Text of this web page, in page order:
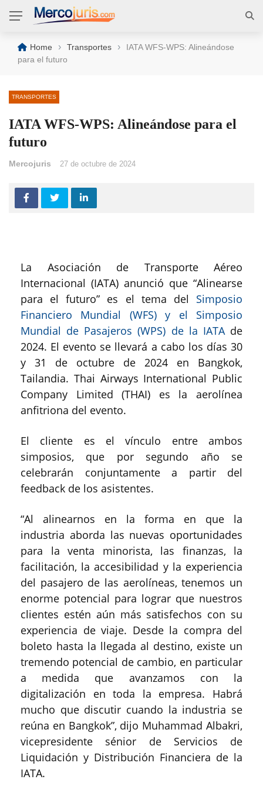
Home › Transportes ›
IATA WFS-WPS: Alineándose
para el futuro
TRANSPORTES
IATA WFS-WPS: Alineándose para el
futuro
Mercojuris 27 de octubre de 2024
La Asociación de Transporte Aéreo
Internacional (IATA) anunció que “Alinearse
para el futuro” es el tema del Simposio
Financiero Mundial (WFS) y el Simposio
Mundial de Pasajeros (WPS) de la IATAde
2024. El evento se llevará a cabo los días 30
y 31 de octubre de 2024 en Bangkok,
Tailandia. Thai Airways International Public
Company Limited (THAI) es la aerolínea
anfitriona del evento.
El cliente es el vínculo entre ambos
simposios, que por segundo año se
celebrarán conjuntamente a partir del
feedback de los asistentes.
“Al alinearnos en la forma en que la
industria aborda las nuevas oportunidades
para la venta minorista, las finanzas, la
facilitación, la accesibilidad y la experiencia
del pasajero de las aerolíneas, tenemos un
enorme potencial para lograr que nuestros
clientes estén aún más satisfechos con su
experiencia de viaje. Desde la compra del
boleto hasta la llegada al destino, existe un
tremendo potencial de cambio, en particular
a medida que avanzamos con la
digitalización en toda la empresa. Habrá
mucho que discutir cuando la industria se
reúna en Bangkok”, dijo Muhammad Albakri,
vicepresidente sénior de Servicios de
Liquidación y Distribución Financiera de la
IATA.